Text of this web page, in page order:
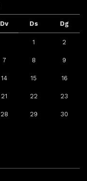
Dv Ds Dg
1 2
7 8 9
14 15 16
21 22 23
28 29 30